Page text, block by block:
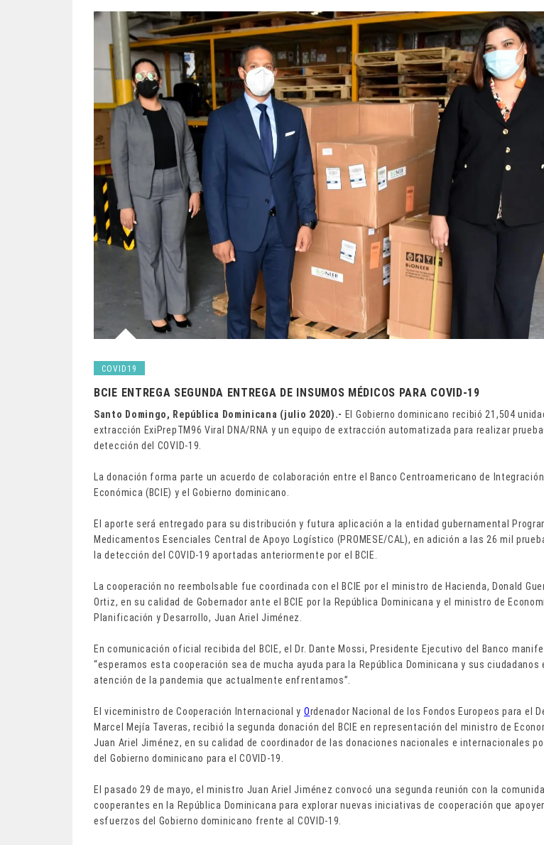
COVID19
BCIE ENTREGA SEGUNDA ENTREGA DE INSUMOS MÉDICOS PARA COVID-19
Santo Domingo, Repú blica Dominicana (julio 2020).- El Gobierno dominicano recibió 21,504
extracción ExiPrepTM96 Viral DNA/RNA y un equipo de extracción automatizada para realizar
detección del COVID-19.
La donación forma parte un acuerdo de colaboración entre el Banco Centroamericano de Integración
Económica (BCIE) y el Gobierno dominicano.
El aporte será entregado para su distribución y futura aplicación a la entidad gubernamental
Medicamentos Esenciales Central de Apoyo Logístico (PROMESE/CAL), en adición a las 26 mil
la detección del COVID-19 aportadas anteriormente por el BCIE.
La cooperación no reembolsable fue coordinada con el BCIE por el ministro de Hacienda, Donald
Ortiz, en su calidad de Gobernador ante el BCIE por la República Dominicana y el ministro de
Planificación y Desarrollo, Juan Ariel Jiménez.
En comunicación oficial recibida del BCIE, el Dr. Dante Mossi, Presidente Ejecutivo del Banco
“esperamos esta cooperación sea de mucha ayuda para la República Dominicana y sus ciudadanos
atención de la pandemia que actualmente enfrentamos”.
El viceministro de Cooperación Internacional y Ordenador Nacional de los Fondos Europeos para el
Marcel Mejía Taveras, recibió la segunda donación del BCIE en representación del ministro de
Juan Ariel Jiménez, en su calidad de coordinador de las donaciones nacionales e internacionales
del Gobierno dominicano para el COVID-19.
El pasado 29 de mayo, el ministro Juan Ariel Jiménez convocó una segunda reunión con la
cooperantes en la República Dominicana para explorar nuevas iniciativas de cooperación que
esfuerzos del Gobierno dominicano frente al COVID-19.